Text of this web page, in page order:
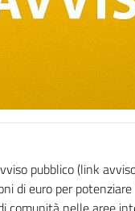
pubblico (link
di euro per